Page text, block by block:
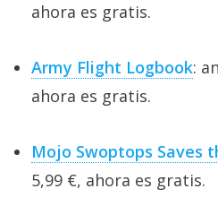
ahora es gratis.
Army Flight Logbook:
ahora es gratis.
Mojo Swoptops Saves
5,99 €, ahora es gratis.